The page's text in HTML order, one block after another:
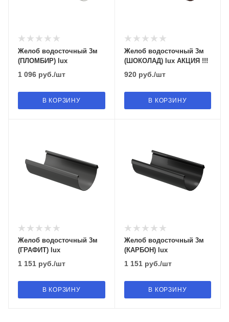
Желоб водосточный 3м
(ПЛОМБИР) lux
1 096 руб./шт
В КОРЗИНУ
Желоб водосточный 3м
(ШОКОЛАД) lux АКЦИЯ !!!
920руб./шт
В КОРЗИНУ
Желоб водосточный 3м
(ГРАФИТ) lux
1 151 руб./шт
В КОРЗИНУ
Желоб водосточный 3м
(КАРБОН) lux
1 151руб./шт
В КОРЗИНУ